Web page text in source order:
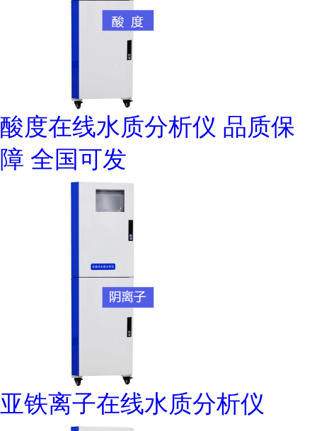
酸度在线水质分析仪 品质保
障 全国可发
亚铁离子在线水质分析仪